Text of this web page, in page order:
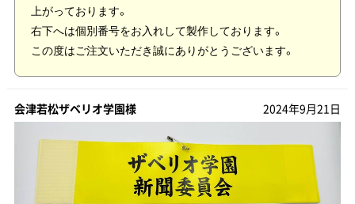
上がっております。
右下へは個別番号をお入れして製作しております。
この度はご注文いただき誠にありがとうございます。
会津若松ザベリオ学園様 2024年9月21日